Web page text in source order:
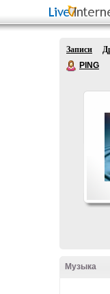
Записи
PING
Музыка